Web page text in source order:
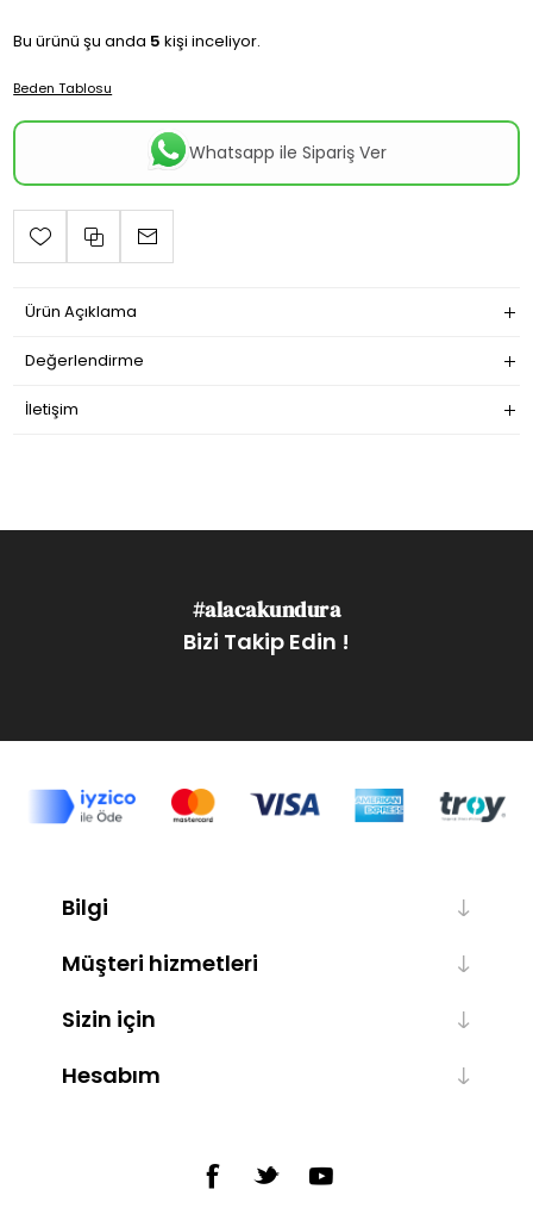
Bu ürünü şu anda 5 kişi inceliyor.
Beden Tablosu
Whatsapp ile Sipariş Ver
Ürün Açıklama
Değerlendirme
İletişim
#alacakundura
Bizi Takip Edin !
Bilgi
Müşteri hizmetleri
Sizin için
Hesabım